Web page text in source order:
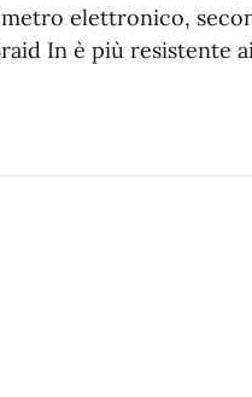
elettronico,
In è più resistente